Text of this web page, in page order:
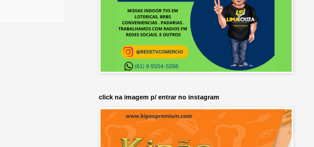
click na imagem p/ entrar no instagram